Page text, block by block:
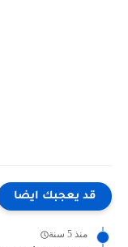
قد يعجبك ايضا
منذ 5 سنة